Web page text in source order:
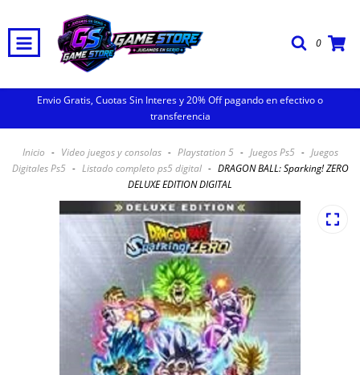
0
Envio Gratis, Cuotas Sin Interes y 20% Off pagando en efectivo o
transferencia
Inicio - Video juegos y consolas - Playstation 5 - Juegos Ps5 - Juegos
Digitales Ps5 - Listado completo ps5 digital - DRAGON BALL: Sparking! ZERO
DELUXE EDITION DIGITAL